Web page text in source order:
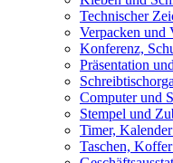
Technischer
Verpacken und
Konferenz,
Präsentation
Computer und
Stempel und
Timer,
Taschen,